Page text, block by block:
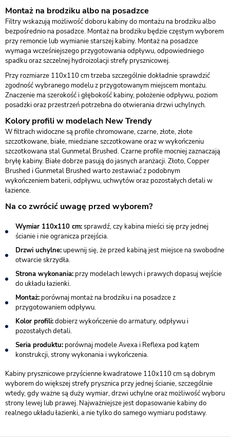
Montaż na brodziku albo na posadzce
Filtry wskazują możliwość doboru kabiny do montażu na brodziku albo
bezpośrednio na posadzce. Montaż na brodziku będzie częstym wyborem
przy remoncie lub wymianie starszej kabiny. Montaż na posadzce
wymaga wcześniejszego przygotowania odpływu, odpowiedniego
spadku oraz szczelnej hydroizolacji strefy prysznicowej.
Przy rozmiarze 110x110 cm trzeba szczególnie dokładnie sprawdzić
zgodność wybranego modelu z przygotowanym miejscem montażu.
Znaczenie ma szerokość i głębokość kabiny, położenie odpływu, poziom
posadzki oraz przestrzeń potrzebna do otwierania drzwi uchylnych.
Kolory profili w modelach New Trendy
W filtrach widoczne są profile chromowane, czarne, złote, złote
szczotkowane, białe, miedziane szczotkowane oraz w wykończeniu
szczotkowana stal Gunmetal Brushed. Czarne profile mocniej zaznaczają
bryłę kabiny. Białe dobrze pasują do jasnych aranżacji. Złoto, Copper
Brushed i Gunmetal Brushed warto zestawiać z podobnym
wykończeniem baterii, odpływu, uchwytów oraz pozostałych detali w
łazience.
Na co zwrócić uwagę przed wyborem?
Wymiar 110x110 cm:sprawdź, czy kabina mieści się przy jednej
ścianie i nie ogranicza przejścia.
Drzwi uchylne: upewnij się, że przed kabiną jest miejsce na swobodne
otwarcie skrzydła.
Strona wykonania: przy modelach lewych i prawych dopasuj wejście
do układu łazienki.
Montaż: porównaj montaż na brodziku i na posadzce z
przygotowaniem odpływu.
Kolor profili:dobierz wykończenie do armatury, odpływu i
pozostałych detali.
Seria produktu: porównaj modele Avexa i Reflexa pod kątem
konstrukcji, strony wykonania i wykończenia.
Kabiny prysznicowe przyścienne kwadratowe 110x110 cm są dobrym
wyborem do większej strefy prysznica przy jednej ścianie, szczególnie
wtedy, gdy ważne są duży wymiar, drzwi uchylne oraz możliwość wyboru
strony lewej lub prawej. Najważniejsze jest dopasowanie kabiny do
realnego układu łazienki, a nie tylko do samego wymiaru podstawy.